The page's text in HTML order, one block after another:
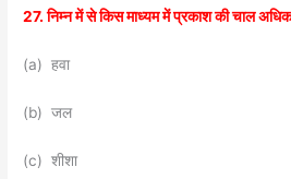
27. निम्न में से किस माध्यम में प्रकाश की चाल
(a) हवा
(b) जल
(c) शीशा